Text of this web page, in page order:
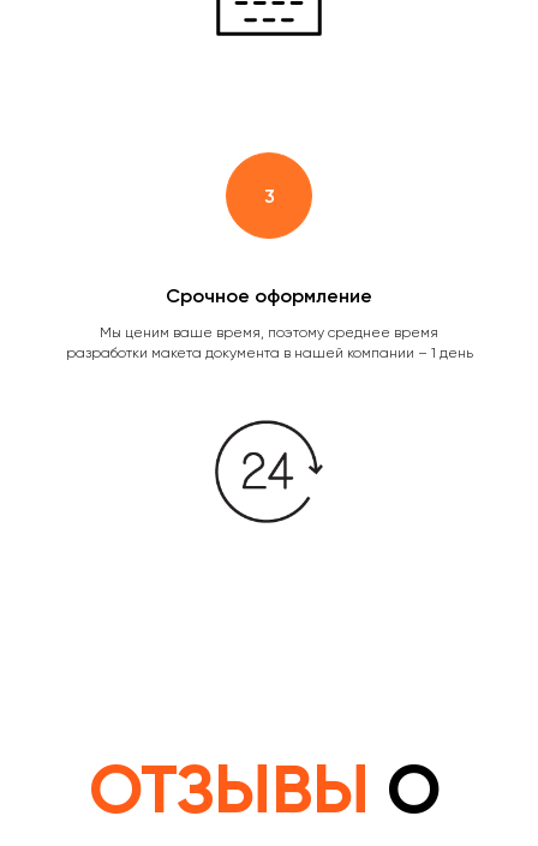
Срочное оформление
Мы ценим ваше время, поэтому среднее время
разработки макета документа в нашей компании – 1 день
ОТЗЫВЫ О